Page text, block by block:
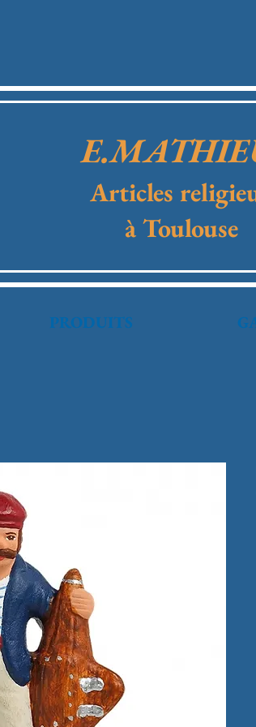
Articles
à Toulouse
PRODUITS